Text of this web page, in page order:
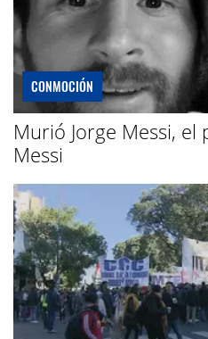
CONMOCIÓN
Murió Jorge Messi, el
Messi